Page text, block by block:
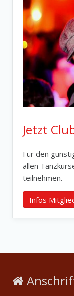
Jetzt
Für den
allen
teilnehmen.
Infos